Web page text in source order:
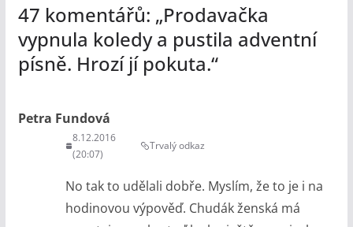
47 komentářů: „Prodavačka
vypnula koledy a pustila adventní
písně. Hrozí jí pokuta.“
Petra Fundová
8.12.2016
(20:07)
Trvalý odkaz
No tak to udělali dobře. Myslím, že to je i na
hodinovou výpověď. Chudák ženská má